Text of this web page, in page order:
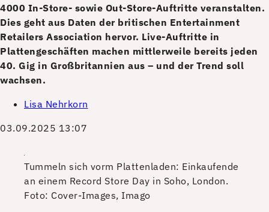
4000 In-Store- sowie Out-Store-Auftritte veranstalten.
Dies geht aus Daten der britischen Entertainment
Retailers Association hervor. Live-Auftritte in
Plattengeschäften machen mittlerweile bereits jeden
40. Gig in Großbritannien aus – und der Trend soll
wachsen.
Lisa Nehrkorn
03.09.2025 13:07
Tummeln sich vorm Plattenladen: Einkaufende
an einem Record Store Day in Soho, London.
Foto: Cover-Images, Imago